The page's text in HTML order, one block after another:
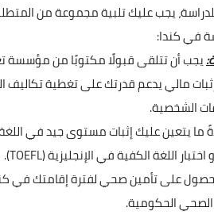
يجب عليك تلبية مجموعة من
في كندا:
يجب أن تتلقى قبولًا مكتوبًا من مؤسسة
مالي يدعم قدرتك على تغطية تكاليف
الشخصية.
ما يتعين عليك إثبات مستوى جيد في اللغة
على تأمين صحي لفترة إقامتك في
الحكومية.